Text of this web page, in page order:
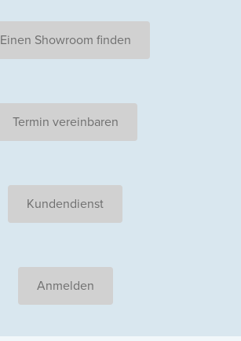
Einen Showroom finden
Termin vereinbaren
Kundendienst
Anmelden